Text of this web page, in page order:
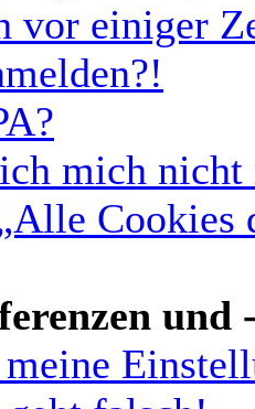
vor einiger
mich nicht
Cookies
und